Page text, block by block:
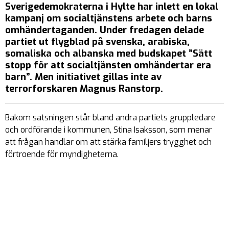
Sverigedemokraterna i Hylte har inlett en lokal
kampanj om socialtjänstens arbete och barns
omhändertaganden. Under fredagen delade
partiet ut flygblad på svenska, arabiska,
somaliska och albanska med budskapet ”Sätt
stopp för att socialtjänsten omhändertar era
barn”. Men initiativet gillas inte av
terrorforskaren Magnus Ranstorp.
Bakom satsningen står bland andra partiets gruppledare
och ordförande i kommunen, Stina Isaksson, som menar
att frågan handlar om att stärka familjers trygghet och
förtroende för myndigheterna.